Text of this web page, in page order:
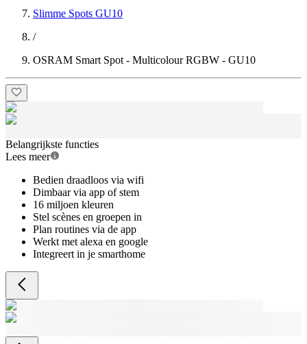
Slimme Spots GU10
/
OSRAM Smart Spot - Multicolour RGBW - GU10
Belangrijkste functies
Lees meer
Bedien draadloos via wifi
Dimbaar via app of stem
16 miljoen kleuren
Stel scènes en groepen in
Plan routines via de app
Werkt met alexa en google
Integreert in je smarthome